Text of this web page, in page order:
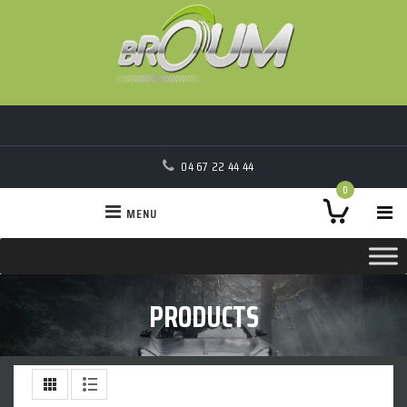
04 67 22 44 44
0
MENU
PRODUCTS